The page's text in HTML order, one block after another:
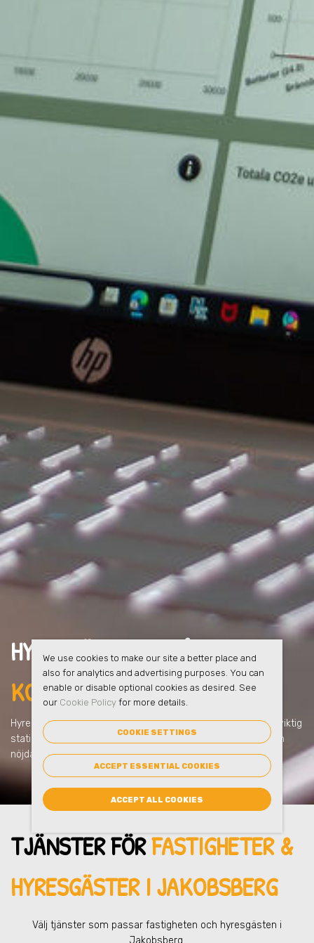
HYRESGÄSTERNA FÅRFULL
KOLL I JAKOBSBERG
Hyresgästerna får kontroll över sin avfallshantering och all viktig
statistik i eSmart = mindre administration = de blir glada och
nöjda!
TJÄNSTER FÖRFASTIGHETER &
HYRESGÄSTER I JAKOBSBERG
Välj tjänster som passar fastigheten och hyresgästen i
Jakobsberg
We use cookies to make our site a better place and
also for analytics and advertising purposes. You can
enable or disable optional cookies as desired. See
our Cookie Policyfor more details.
COOKIE SETTINGS
ACCEPT ESSENTIAL COOKIES
ACCEPT ALL COOKIES